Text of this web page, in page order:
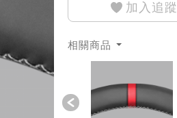
加入追蹤
相關商品
Previous